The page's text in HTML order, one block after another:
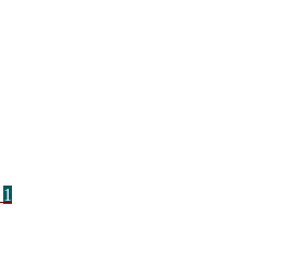
1